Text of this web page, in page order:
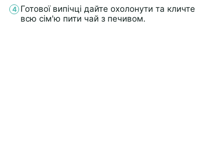
Готової випічці дайте охолонути та кличте
всю сім'ю пити чай з печивом.